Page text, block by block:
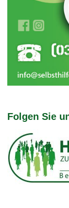
Folgen Sie